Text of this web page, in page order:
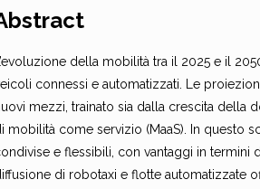
della mobilità tra il 2025 e il
connessi e automatizzati. Le
mezzi, trainato sia dalla crescita della
mobilità come servizio (MaaS). In questo
e flessibili, con vantaggi in termini
di robotaxi e flotte automatizzate